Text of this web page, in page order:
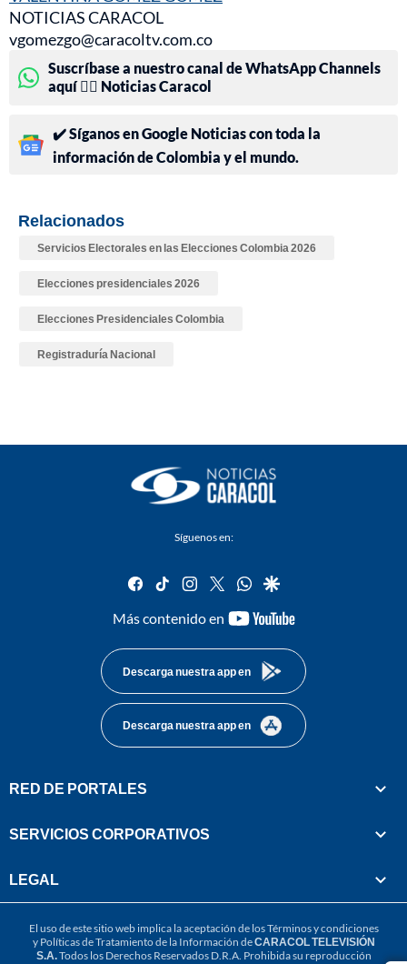
NOTICIAS CARACOL
vgomezgo@caracoltv.com.co
Suscríbase a nuestro canal de WhatsApp Channels
aquí 👉🏻 Noticias Caracol
✔️ Síganos en Google Noticias con toda la
información de Colombia y el mundo.
Relacionados
Servicios Electorales en las Elecciones Colombia 2026
Elecciones presidenciales 2026
Elecciones Presidenciales Colombia
Registraduría Nacional
Síguenos en:
facebook
tiktok instagram
twitterwhatsapp
google
Más contenido en
youtube-
Descarga nuestra app en
Descarga nuestra app en
RED DE PORTALES
SERVICIOS CORPORATIVOS
LEGAL
El uso de este sitio web implica la aceptación de losTérminos y condiciones
y Políticas de Tratamiento de la Información deCARACOL TELEVISIÓN
S.A.Todos los Derechos Reservados D.R.A. Prohibida su reproducción